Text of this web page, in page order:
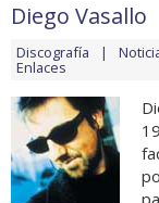
Diego Vasallo
Discografía
Enlaces